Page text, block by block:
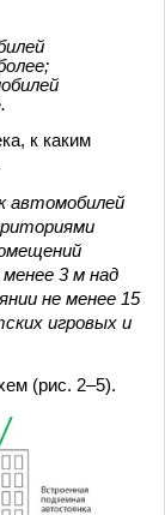
к каким
автомобилей
3 м над
не менее 15
игровых и
(рис. 2–5).